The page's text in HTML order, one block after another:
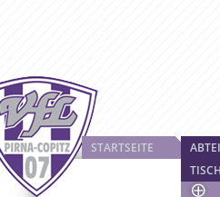
STARTSEITE